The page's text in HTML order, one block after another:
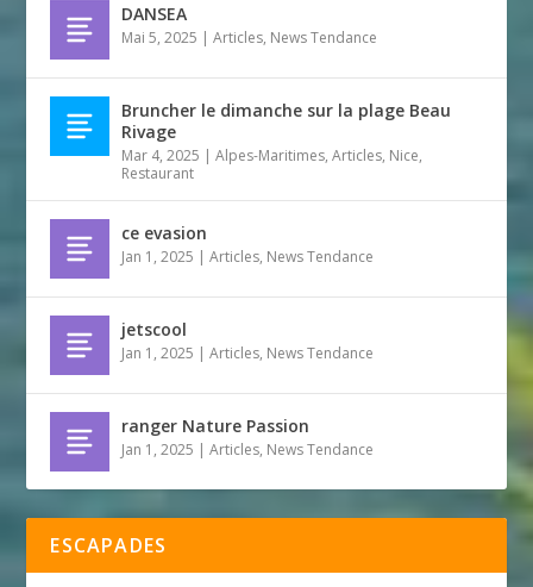
DANSEA
Mai 5, 2025 |Articles, News Tendance
Bruncher le dimanche sur la plage Beau
Rivage
Mar 4, 2025 |Alpes-Maritimes,Articles, Nice,
Restaurant
ce evasion
Jan 1, 2025 |Articles, News Tendance
jetscool
Jan 1, 2025 |Articles, News Tendance
ranger Nature Passion
Jan 1, 2025 |Articles, News Tendance
ESCAPADES